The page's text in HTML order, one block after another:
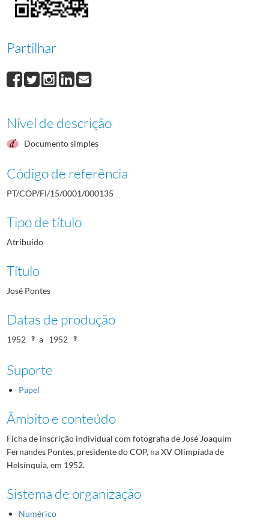
000136Palmira Pontes
000137César de Melo
Partilhar
Nível de descrição
Documento simples
Código de referência
PT/COP/FI/15/0001/000135
Tipo de título
Atribuído
Título
José Pontes
Datas de produção
1952 a 1952
Suporte
Papel
Âmbito e conteúdo
Ficha de inscrição individual com fotografia de José Joaquim
Fernandes Pontes, presidente do COP, na XV Olimpíada de
Helsínquia, em 1952.
Sistema de organização
Numérico